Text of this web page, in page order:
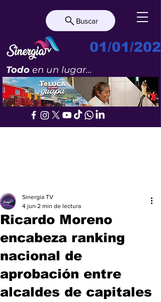
Buscar
01/01/
Todoen un lugar...
Ricardo Moreno
encabeza ranking
nacional de
aprobación entre
alcaldes de capitales
Sinergia TV
4 jun 2 min de lectura